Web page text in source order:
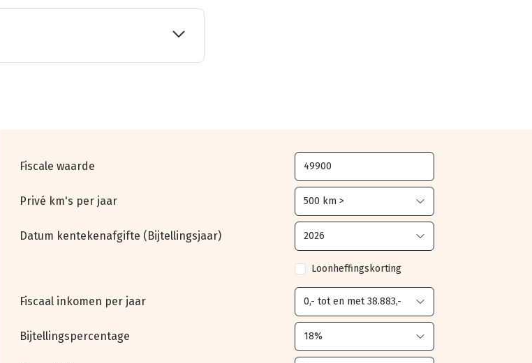
Fiscale waarde
Privé km's per jaar
Datum kentekenafgifte (Bijtellingsjaar)
Loonheffingskorting
Fiscaal inkomen per jaar
Bijtellingspercentage